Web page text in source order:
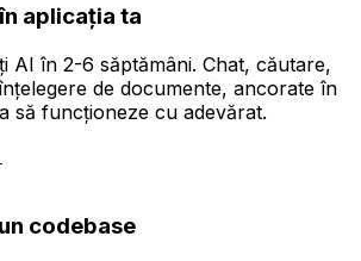
aplicația ta
AI în 2-6 săptămâni. Chat, căutare,
de documente, ancorate în
să funcționeze cu adevărat.
codebase